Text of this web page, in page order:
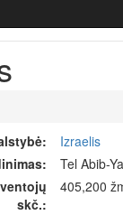
Izraelis
Tel Abib-
skč.:
405,200